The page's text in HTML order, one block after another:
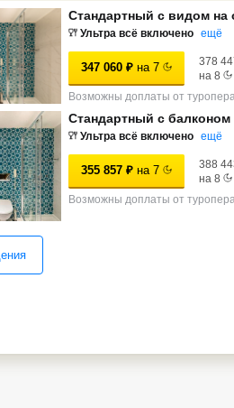
Стандартный с видом на
Ультра всё включено ещё
347 060 ₽ на 7 378
на 8
Возможны доплаты от
Стандартный с
Ультра всё включено ещё
355 857 ₽ на 7 388
на 8
Возможны доплаты от